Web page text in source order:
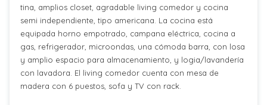
tina, amplios closet, agradable living comedor y cocina
semi independiente, tipo americana. La cocina está
equipada horno empotrado, campana eléctrica, cocina a
gas, refrigerador, microondas, una cómoda barra, con losa
y amplio espacio para almacenamiento, y logia/lavandería
con lavadora. El living comedor cuenta con mesa de
madera con 6 puestos, sofa y TV con rack.